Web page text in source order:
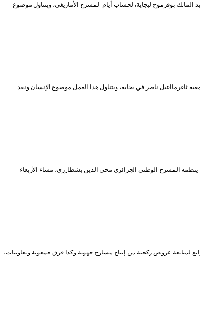
وإنتاج مسرح عبد المالك بوقرموح لبجاية، لحساب أيام المسرح الأمازيغي، ويتناول موضوع
ناصر في بجاية، ويتناول هذا العمل موضوع الإنسان ونقد
المسرح الوطني الجزائري محي الدين بشطارزي، مساء الأربعاء
والتي ستستمر إلى غاية 23 ديسمبر 2019 حيث سيكون الموعد فرصة لجمهور الفن الرابع لمتابعة عروض ركحية من إنتاج مسارح جهوية وكذا فرق جمعوية وتعاونيات،